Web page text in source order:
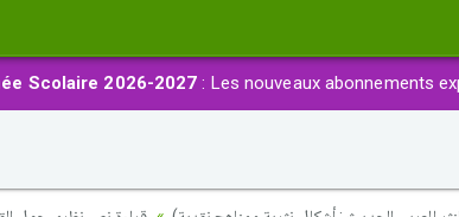
Scolaire 2026-2027 : Les nouveaux abonnements